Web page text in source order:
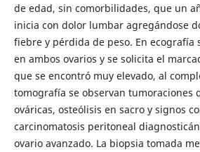
de edad, sin comorbilidades, que un
inicia con dolor lumbar agregándose
fiebre y pérdida de peso. En ecografía
en ambos ovarios y se solicita el
que se encontró muy elevado, al
tomografía se observan tumoraciones
ováricas, osteólisis en sacro y signos
carcinomatosis peritoneal
ovario avanzado. La biopsia tomada